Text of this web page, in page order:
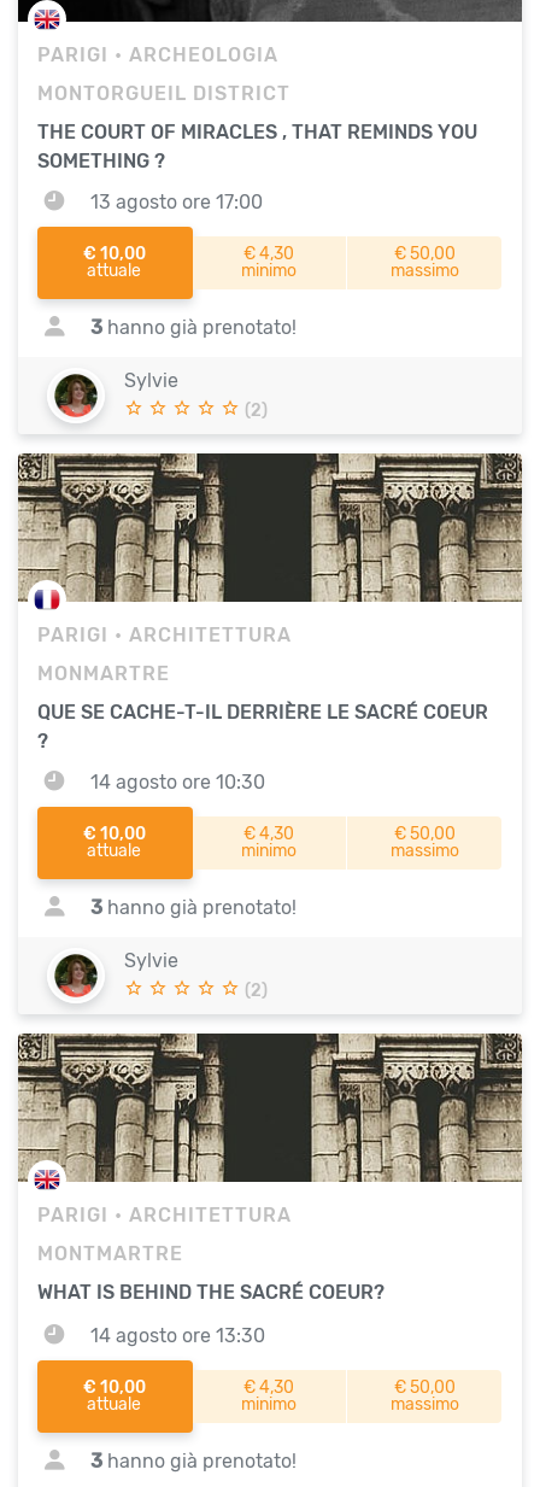
PARIGI • ARCHEOLOGIA
MONTORGUEIL DISTRICT
THE COURT OF MIRACLES , THAT REMINDS YOU
SOMETHING ?
13 agosto ore 17:00
€ 10,00
attuale
€ 4,30
minimo
€ 50,00
massimo
3 hanno già prenotato!
Sylvie
(2)
PARIGI • ARCHITETTURA
MONMARTRE
QUE SE CACHE-T-IL DERRIÈRE LE SACRÉ COEUR
?
14 agosto ore 10:30
€ 10,00
attuale
€ 4,30
minimo
€ 50,00
massimo
3 hanno già prenotato!
Sylvie
(2)
PARIGI • ARCHITETTURA
MONTMARTRE
WHAT IS BEHIND THE SACRÉ COEUR?
14 agosto ore 13:30
€ 10,00
attuale
€ 4,30
minimo
€ 50,00
massimo
3 hanno già prenotato!